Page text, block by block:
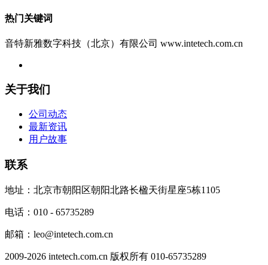
热门关键词
音特新雅数字科技（北京）有限公司 www.intetech.com.cn
关于我们
公司动态
最新资讯
用户故事
联系
地址：北京市朝阳区朝阳北路长楹天街星座5栋1105
电话：010 - 65735289
邮箱：leo@intetech.com.cn
2009-2026 intetech.com.cn 版权所有 010-65735289